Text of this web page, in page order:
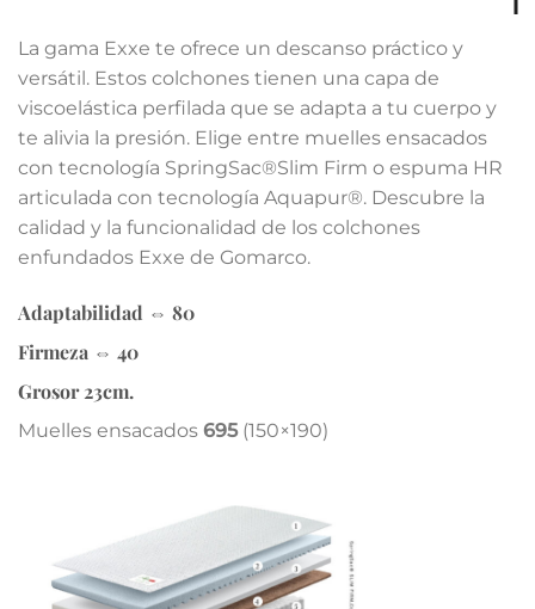
La gama Exxe te ofrece un descanso práctico y
versátil. Estos colchones tienen una capa de
viscoelástica perfilada que se adapta a tu cuerpo y
te alivia la presión. Elige entre muelles ensacados
con tecnología SpringSac®Slim Firm o espuma HR
articulada con tecnología Aquapur®. Descubre la
calidad y la funcionalidad de los colchones
enfundados Exxe de Gomarco.
Adaptabilidad ⇔ 80
Firmeza ⇔ 40
Grosor23cm.
Muelles ensacados 695 (150×190)